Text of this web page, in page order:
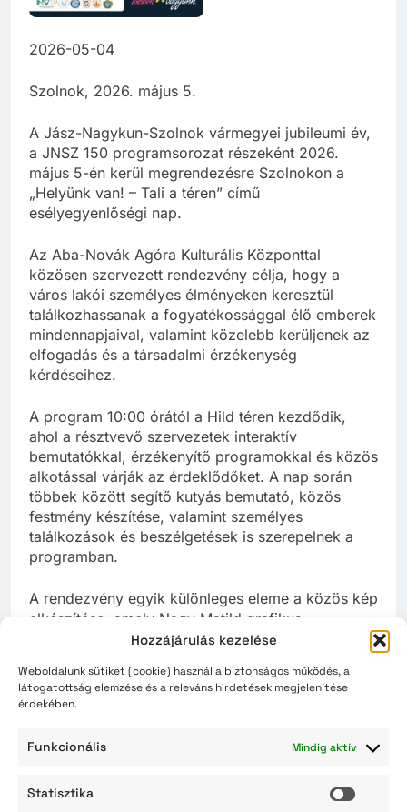
Hozzájárulás kezelése
Weboldalunk sütiket (cookie) használ a biztonságos működés, a
látogatottság elemzése és a releváns hirdetések megjelenítése
érdekében.
Funkcionális Mindig aktív
Statisztika
2026-05-04
Szolnok, 2026. május 5.
A Jász-Nagykun-Szolnok vármegyei jubileumi év,
a JNSZ 150 programsorozat részeként 2026.
május 5-én kerül megrendezésre Szolnokon a
„Helyünk van! – Tali a téren” című
esélyegyenlőségi nap.
Az Aba-Novák Agóra Kulturális Központtal
közösen szervezett rendezvény célja, hogy a
város lakói személyes élményeken keresztül
találkozhassanak a fogyatékossággal élő emberek
mindennapjaival, valamint közelebb kerüljenek az
elfogadás és a társadalmi érzékenység
kérdéseihez.
A program 10:00 órától a Hild téren kezdődik,
ahol a résztvevő szervezetek interaktív
bemutatókkal, érzékenyítő programokkal és közös
alkotással várják az érdeklődőket. A nap során
többek között segítő kutyás bemutató, közös
festmény készítése, valamint személyes
találkozások és beszélgetések is szerepelnek a
programban.
A rendezvény egyik különleges eleme a közös kép
elkészítése, amely Nagy Matild grafikus
irányításával valósul meg, és a nap folyamán bárki
A program 14:00 órától az Aba-Novák Agórában
szakmai párbeszédre ad lehetőséget az